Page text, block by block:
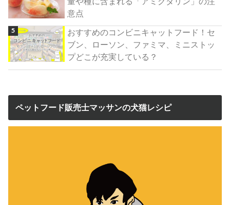
意点
おすすめのコンビニキャットフード！セ
ブン、ローソン、ファミマ、ミニストッ
プどこが充実している？
ペットフード販売士マッサンの犬猫レシピ